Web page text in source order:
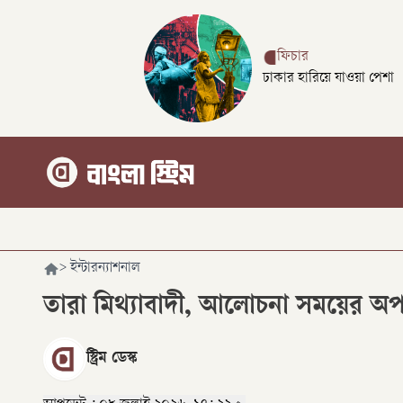
ফিচার
ঢাকার হারিয়ে যাওয়া পেশা
> ইন্টারন্যাশনাল
তারা মিথ্যাবাদী, আলোচনা সময়ের
স্ট্রিম ডেস্ক